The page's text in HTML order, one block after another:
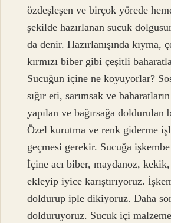
özdeşleşen ve birçok yörede
şekilde hazırlanan sucuk
da denir. Hazırlanışında kıyma,
kırmızı biber gibi çeşitli
Sucuğun içine ne koyuyorlar?
sığır eti, sarımsak ve baharatların
yapılan ve bağırsağa
Özel kurutma ve renk giderme
geçmesi gerekir. Sucuğa işkembe
İçine acı biber, maydanoz,
ekleyip iyice karıştırıyoruz.
doldurup iple dikiyoruz. Daha
dolduruyoruz. Sucuk içi